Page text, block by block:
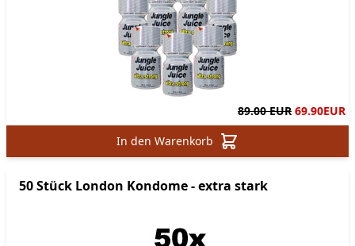
89.00 EUR 69.90EUR
In den Warenkorb
50 Stück London Kondome - extra stark